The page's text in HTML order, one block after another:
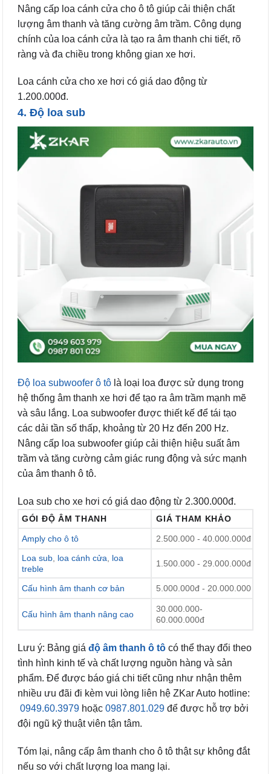
Nâng cấp loa cánh cửa cho ô tô giúp cải thiện chất
lượng âm thanh và tăng cường âm trầm. Công dụng
chính của loa cánh cửa là tạo ra âm thanh chi tiết, rõ
ràng và đa chiều trong không gian xe hơi.
Loa cánh cửa cho xe hơi có giá dao động từ
1.200.000đ.
4. Độ loa sub
Độ loa subwoofer ô tô là loại loa được sử dụng trong
hệ thống âm thanh xe hơi để tạo ra âm trầm mạnh mẽ
và sâu lắng. Loa subwoofer được thiết kế để tái tạo
các dải tần số thấp, khoảng từ 20 Hz đến 200 Hz.
Nâng cấp loa subwoofer giúp cải thiện hiệu suất âm
trầm và tăng cường cảm giác rung động và sức mạnh
của âm thanh ô tô.
Loa sub cho xe hơi có giá dao động từ 2.300.000đ.
GÓI ĐỘ ÂM THANH GIÁ THAM KHẢO
Amply cho ô tô
2.500.000 - 40.000.000đ
Loa sub loa cánh cửa
loa
treble
1.500.000 - 29.000.000đ
Cấu hình âm thanh cơ bản 5.000.000đ - 20.000.000
Cấu hình âm thanh nâng cao
30.000.000-
60.000.000đ
Lưu ý: Bảng giá độ âm thanh ô tô có thể thay đổi theo
tình hình kinh tế và chất lượng nguồn hàng và sản
phẩm. Để được báo giá chi tiết cũng như nhận thêm
nhiều ưu đãi đi kèm vui lòng liên hệ ZKar Auto hotline:
0949.60.3979 hoặc 0987.801.029 để được hỗ trợ bởi
đội ngũ kỹ thuật viên tận tâm.
Tóm lại, nâng cấp âm thanh cho ô tô thật sự không đắt
nếu so với chất lượng loa mang lại.